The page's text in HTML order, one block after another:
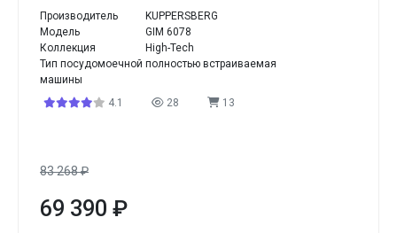
Производитель
KUPPERSBERG
Модель
GIM 6078
Коллекция
High-Tech
Тип посудомоечной
машины
полностью встраиваемая
4.1 28 13
83 268₽
69 390 ₽